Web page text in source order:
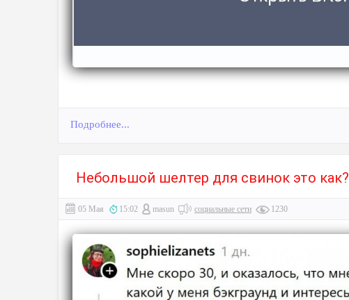
Подробнее...
Небольшой шелтер для свинок это как?
05 Мая 15:02 masun социальные сети 1230